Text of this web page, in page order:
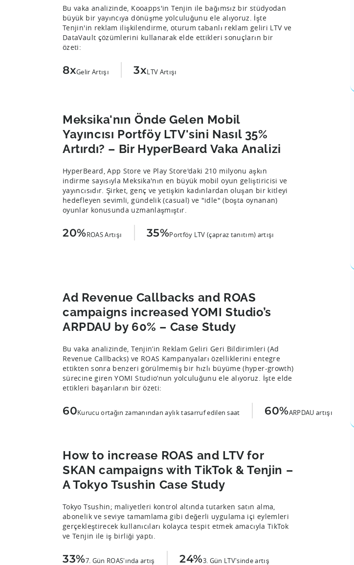
Bu vaka analizinde, Kooapps'in Tenjin ile bağımsız bir stüdyodan
büyük bir yayıncıya dönüşme yolculuğunu ele alıyoruz. İşte
Tenjin'in reklam ilişkilendirme, oturum tabanlı reklam geliri LTV ve
DataVault çözümlerini kullanarak elde ettikleri sonuçların bir
özeti:
8xGelir Artışı 3xLTV Artışı
Meksika'nın Önde Gelen Mobil
Yayıncısı Portföy LTV'sini Nasıl 35%
Artırdı? – Bir HyperBeard Vaka Analizi
HyperBeard, App Store ve Play Store'daki 210 milyonu aşkın
indirme sayısıyla Meksika'nın en büyük mobil oyun geliştiricisi ve
yayıncısıdır. Şirket, genç ve yetişkin kadınlardan oluşan bir kitleyi
hedefleyen sevimli, gündelik (casual) ve "idle" (boşta oynanan)
oyunlar konusunda uzmanlaşmıştır.
20%ROAS Artışı 35%Portföy LTV (çapraz tanıtım) artışı
Ad Revenue Callbacks and ROAS
campaigns increased YOMI Studio’s
ARPDAU by 60% – Case Study
Bu vaka analizinde, Tenjin’in Reklam Geliri Geri Bildirimleri (Ad
Revenue Callbacks) ve ROAS Kampanyaları özelliklerini entegre
ettikten sonra benzeri görülmemiş bir hızlı büyüme (hyper-growth)
sürecine giren YOMI Studio’nun yolculuğunu ele alıyoruz. İşte elde
ettikleri başarıların bir özeti:
60Kurucu ortağın zamanından aylık tasarruf edilen saat 60%ARPDAU artışı
How to increase ROAS and LTV for
SKAN campaigns with TikTok & Tenjin –
A Tokyo Tsushin Case Study
Tokyo Tsushin; maliyetleri kontrol altında tutarken satın alma,
abonelik ve seviye tamamlama gibi değerli uygulama içi eylemleri
gerçekleştirecek kullanıcıları kolayca tespit etmek amacıyla TikTok
ve Tenjin ile iş birliği yaptı.
33%7. Gün ROAS'ında artış 24%3. Gün LTV'sinde artış